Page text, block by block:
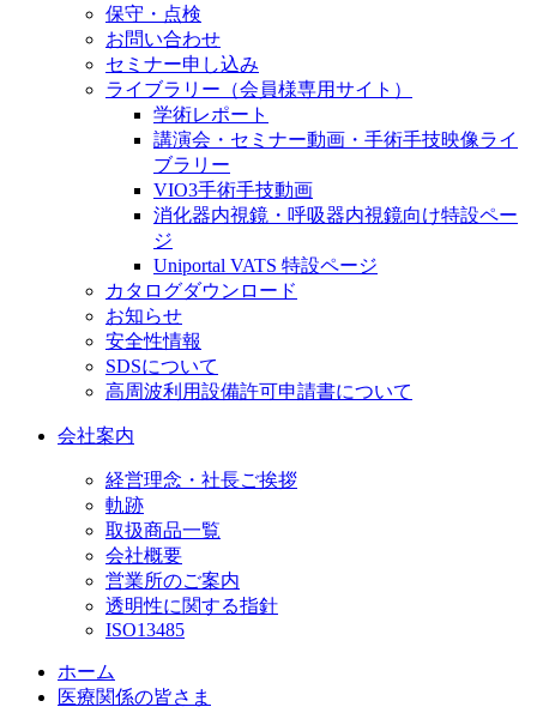
保守・点検
お問い合わせ
セミナー申し込み
ライブラリー（会員様専用サイト）
学術レポート
講演会・セミナー動画・手術手技映像ライ
ブラリー
VIO3手術手技動画
消化器内視鏡・呼吸器内視鏡向け特設ペー
ジ
Uniportal VATS 特設ページ
カタログダウンロード
お知らせ
安全性情報
SDSについて
高周波利用設備許可申請書について
会社案内
経営理念・社長ご挨拶
軌跡
取扱商品一覧
会社概要
営業所のご案内
透明性に関する指針
ISO13485
ホーム
医療関係の皆さま